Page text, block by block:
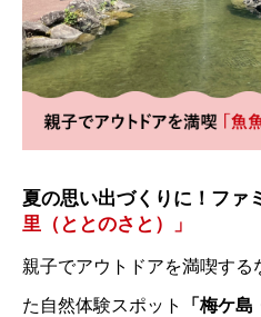
夏の思い出づくりに！ファ
里（ととのさと）」
親子でアウトドアを満喫す
た自然体験スポット 「梅ケ